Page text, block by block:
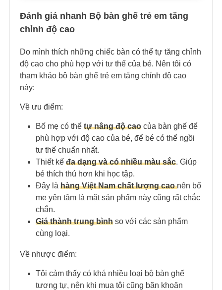
Đánh giá nhanh Bộ bàn ghế trẻ em tăng
chỉnh độ cao
Do mình thích những chiếc bàn có thể tự tăng chỉnh
độ cao cho phù hợp với tư thế của bé. Nên tôi có
tham khảo bộ bàn ghế trẻ em tăng chỉnh độ cao
này:
Về ưu điểm:
Bố mẹ có thể tự nâng độ cao của bàn ghế để
phù hợp với độ cao của bé, để bé có thể ngồi
tư thế chuẩn nhất.
Thiết kế đa dạng và có nhiều màu sắc. Giúp
bé thích thú hơn khi học tập.
Đây là hàng Việt Nam chất lượng cao nên bố
mẹ yên tâm là mặt sản phẩm này cũng rất chắc
chắn.
Giá thành trung bình so với các sản phẩm
cùng loại.
Về nhược điểm:
Tôi cảm thấy có khá nhiều loại bộ bàn ghế
tương tự, nên khi mua tôi cũng băn khoăn